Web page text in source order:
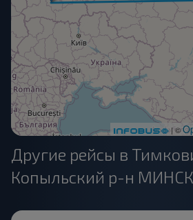
| ©
Другие рейсы в
Копыльский р-н